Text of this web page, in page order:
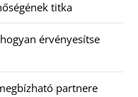
titka
érvényesítse
partnere